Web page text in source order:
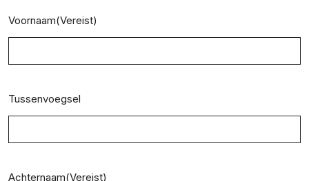
Voornaam(Vereist)
Tussenvoegsel
Achternaam(Vereist)